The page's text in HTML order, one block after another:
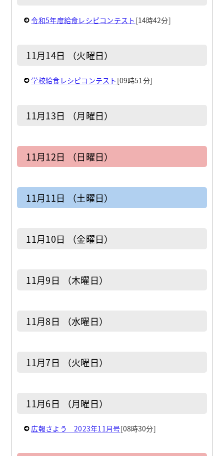
令和5年度給食レシピコンテスト [14時42分]
11月14日 （火曜日）
学校給食レシピコンテスト [09時51分]
11月13日 （月曜日）
11月12日 （日曜日）
11月11日 （土曜日）
11月10日 （金曜日）
11月9日 （木曜日）
11月8日 （水曜日）
11月7日 （火曜日）
11月6日 （月曜日）
広報さよう 2023年11月号[08時30分]